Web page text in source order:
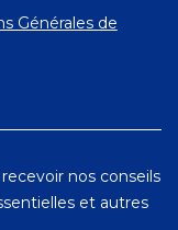
Générales de
nos conseils
et autres